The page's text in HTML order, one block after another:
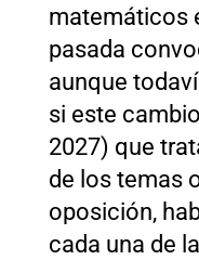
matemáticos
pasada
aunque
si este
2027) que
de los temas
oposición,
cada una de